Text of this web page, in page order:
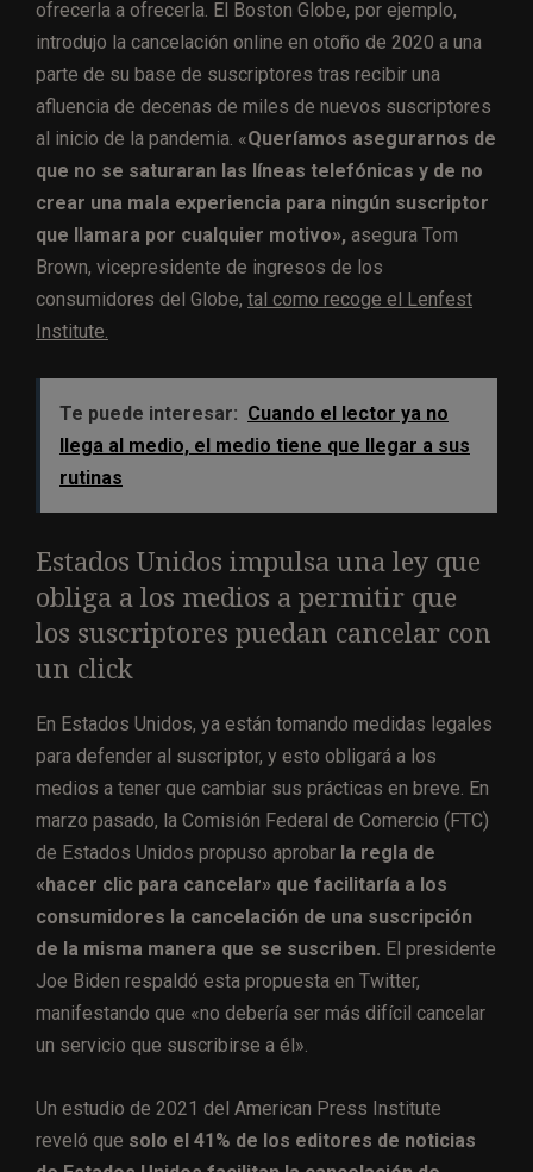
ofrecerla a ofrecerla. El Boston Globe, por ejemplo,
introdujo la cancelación online en otoño de 2020 a una
parte de su base de suscriptores tras recibir una
afluencia de decenas de miles de nuevos suscriptores
al inicio de la pandemia. «Queríamos asegurarnos de
que no se saturaran las líneas telefónicas y de no
crear una mala experiencia para ningún suscriptor
que llamara por cualquier motivo», asegura Tom
Brown, vicepresidente de ingresos de los
consumidores del Globe, tal como recoge el Lenfest
Institute.
Te puede interesar: Cuando el lector ya no
llega al medio, el medio tiene que llegar a sus
rutinas
Estados Unidos impulsa una ley que
obliga a los medios a permitir que
los suscriptores puedan cancelar con
un click
En Estados Unidos, ya están tomando medidas legales
para defender al suscriptor, y esto obligará a los
medios a tener que cambiar sus prácticas en breve. En
marzo pasado, la Comisión Federal de Comercio (FTC)
de Estados Unidos propuso aprobar la regla de
«hacer clic para cancelar» que facilitaría a los
consumidores la cancelación de una suscripción
de la misma manera que se suscriben. El presidente
Joe Biden respaldó esta propuesta en Twitter,
manifestando que «no debería ser más difícil cancelar
un servicio que suscribirse a él».
Un estudio de 2021 del American Press Institute
reveló que solo el 41% de los editores de noticias